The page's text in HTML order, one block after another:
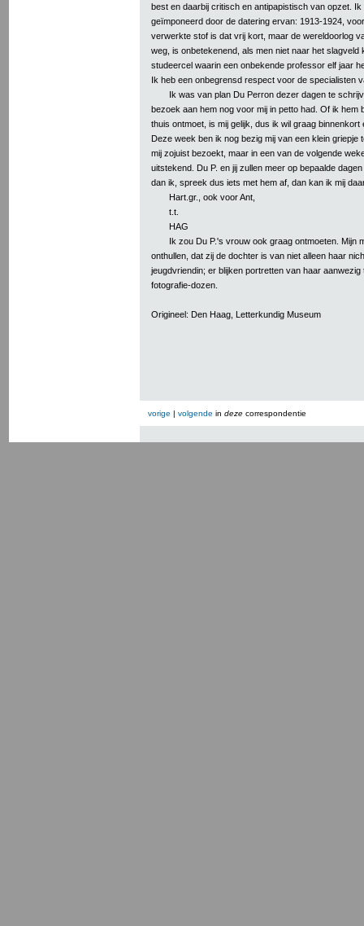
best en daarbij critisch en antipapistisch van opzet.
geïmponeerd door de datering ervan: 1913-1924,
verwerkte stof is dat vrij kort, maar de wereldoorlog
weg, is onbetekenend, als men niet naar het slagveld
studeercel waarin een onbekende professor elf jaar
Ik heb een onbegrensd respect voor de specialisten
Ik was van plan Du Perron dezer dagen te
bezoek aan hem nog voor mij in petto had. Of ik hem
thuis ontmoet, is mij gelijk, dus ik wil graag binnenkort
Deze week ben ik nog bezig mij van een klein griepje
mij zojuist bezoekt, maar in een van de volgende
uitstekend. Du P. en jij zullen meer op bepaalde
dan ik, spreek dus iets met hem af, dan kan ik mij
Hart.gr., ook voor Ant,
t.t.
HAG
Ik zou Du P.'s vrouw ook graag ontmoeten. Mijn
onthullen, dat zij de dochter is van niet alleen haar
jeugdvriendin; er blijken portretten van haar aanwezig
fotografie-dozen.
Origineel: Den Haag, Letterkundig Museum
vorige | volgende in deze correspondentie